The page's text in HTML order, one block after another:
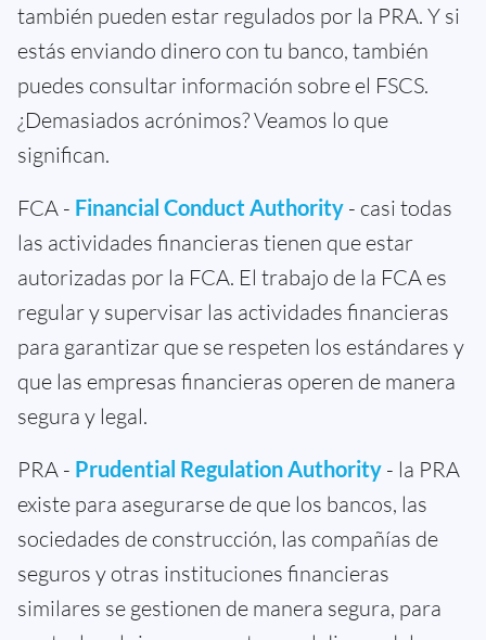
también pueden estar regulados por la PRA. Y si
estás enviando dinero con tu banco, también
puedes consultar información sobre el FSCS.
¿Demasiados acrónimos? Veamos lo que
significan.
FCA - Financial Conduct Authority - casi todas
las actividades financieras tienen que estar
autorizadas por la FCA. El trabajo de la FCA es
regular y supervisar las actividades financieras
para garantizar que se respeten los estándares y
que las empresas financieras operen de manera
segura y legal.
PRA - Prudential Regulation Authority - la PRA
existe para asegurarse de que los bancos, las
sociedades de construcción, las compañías de
seguros y otras instituciones financieras
similares se gestionen de manera segura, para